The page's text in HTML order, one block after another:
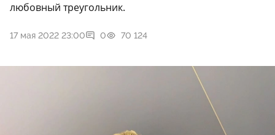
любовный треугольник.
17 мая 2022 23:00 0 70 124